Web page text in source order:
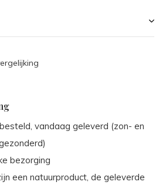
vandaag geleverd (zon- en
bezorging
een natuurproduct, de geleverde